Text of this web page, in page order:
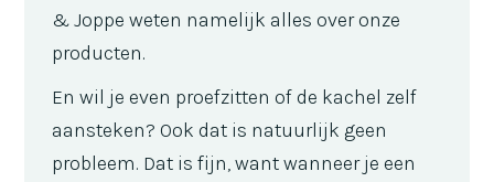
& Joppe weten namelijk alles over onze
producten.
En wil je even proefzitten of de kachel zelf
aansteken? Ook dat is natuurlijk geen
probleem. Dat is fijn, want wanneer je een